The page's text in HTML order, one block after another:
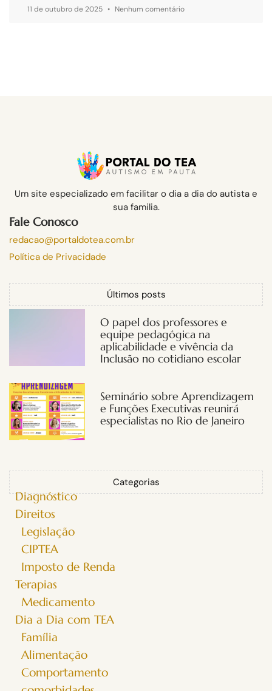
11 de outubro de 2025 Nenhum comentário
Um site especializado em facilitar o dia a dia do autista e
sua familia.
Fale Conosco
redacao@portaldotea.com.br
Política de Privacidade
Últimos posts
O papel dos professores e
equipe pedagógica na
aplicabilidade e vivência da
Inclusão no cotidiano escolar
Seminário sobre Aprendizagem
e Funções Executivas reunirá
especialistas no Rio de Janeiro
Categorias
Diagnóstico
Direitos
Legislação
CIPTEA
Imposto de Renda
Terapias
Medicamento
Dia a Dia com TEA
Família
Alimentação
Comportamento